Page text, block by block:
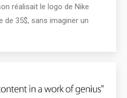
réalisait le logo de Nike
de 35$, sans imaginer un